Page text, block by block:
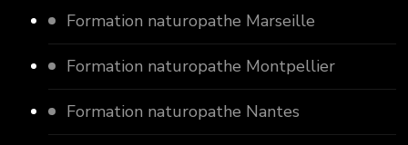
Formation naturopathe Marseille
Formation naturopathe Montpellier
Formation naturopathe Nantes